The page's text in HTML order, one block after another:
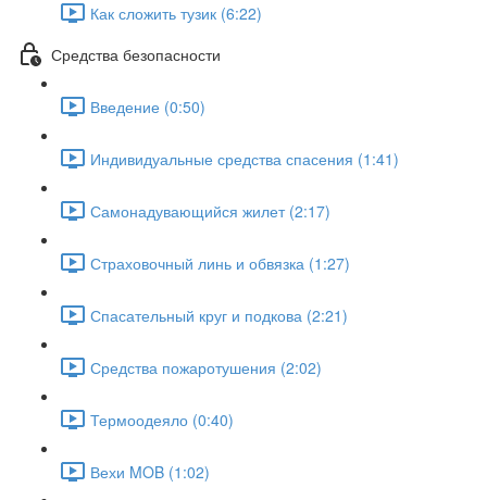
Как сложить тузик (6:22)
Средства безопасности
Введение (0:50)
Индивидуальные средства спасения (1:41)
Самонадувающийся жилет (2:17)
Страховочный линь и обвязка (1:27)
Спасательный круг и подкова (2:21)
Средства пожаротушения (2:02)
Термоодеяло (0:40)
Вехи MOB (1:02)